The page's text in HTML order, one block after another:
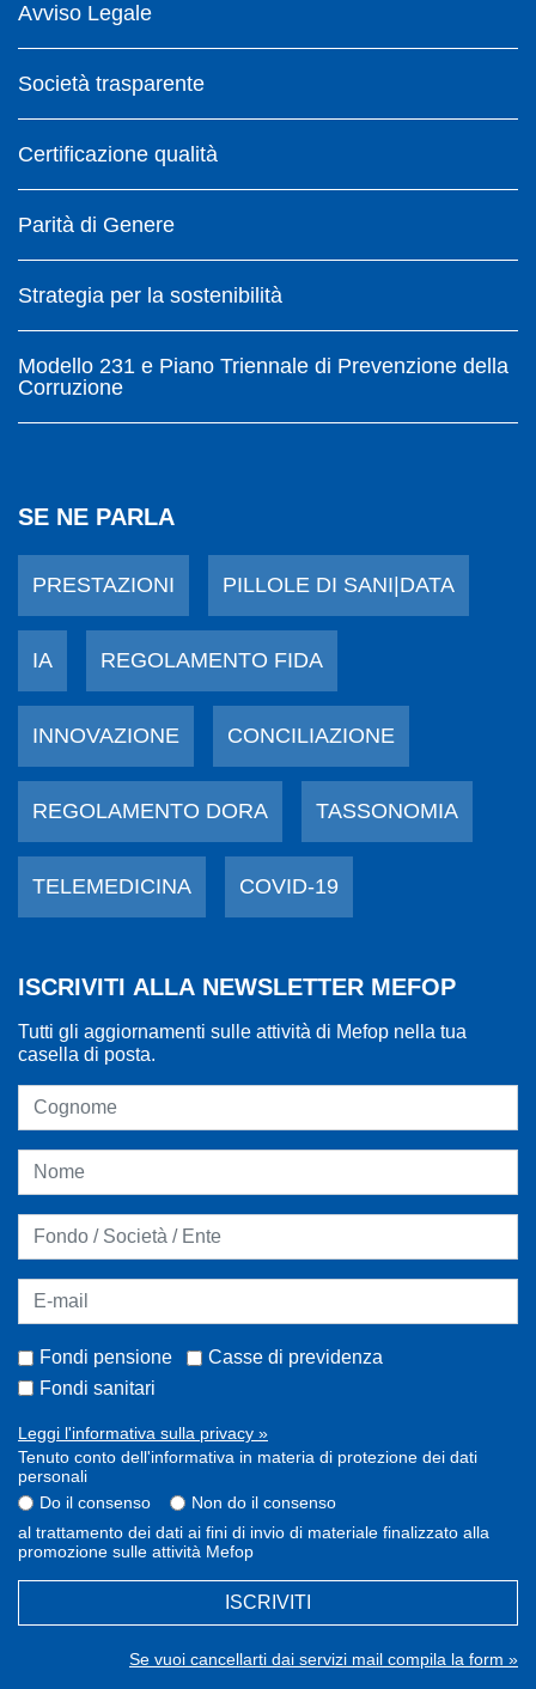
Avviso Legale
Società trasparente
Certificazione qualità
Parità di Genere
Strategia per la sostenibilità
Modello 231 e Piano Triennale di Prevenzione della
Corruzione
SE NE PARLA
PRESTAZIONI PILLOLE DI SANI|DATA
IA REGOLAMENTO FIDA
INNOVAZIONE CONCILIAZIONE
REGOLAMENTO DORA TASSONOMIA
TELEMEDICINA COVID-19
ISCRIVITI ALLA NEWSLETTER MEFOP
Tutti gli aggiornamenti sulle attività di Mefop nella tua
casella di posta.
Fondi pensione
Casse di previdenza
Fondi sanitari
Leggi l'informativa sulla privacy »
Tenuto conto dell'informativa in materia di protezione dei dati
personali
Do il consenso
Non do il consenso
al trattamento dei dati ai fini di invio di materiale finalizzato alla
promozione sulle attività Mefop
ISCRIVITI
Se vuoi cancellarti dai servizi mail compila la form »